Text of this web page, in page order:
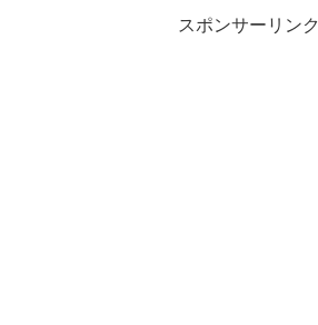
スポンサーリンク